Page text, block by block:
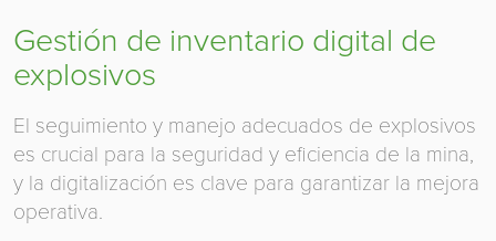
Gestión de inventario digital de
explosivos
El seguimiento y manejo adecuados de explosivos
es crucial para la seguridad y eficiencia de la mina,
y la digitalización es clave para garantizar la mejora
operativa.